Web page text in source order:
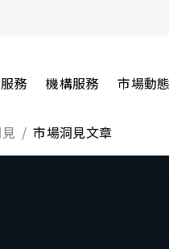
務 機構服務 市場動態
市場洞見文章